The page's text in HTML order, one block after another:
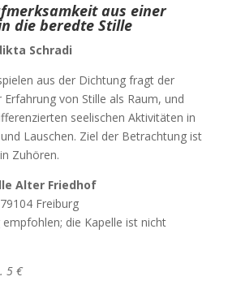
aus einer
die beredte Stille
Schradi
aus der Dichtung fragt der
von Stille als Raum, und
seelischen Aktivitäten in
Lauschen. Ziel der Betrachtung ist
Zuhören.
Alter Friedhof
Freiburg
die Kapelle ist nicht
5 €